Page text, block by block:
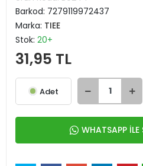
Barkod: 7279119972437
Marka: TIEE
Stok: 20+
31,95 TL
Adet
WHATSAPP İLE